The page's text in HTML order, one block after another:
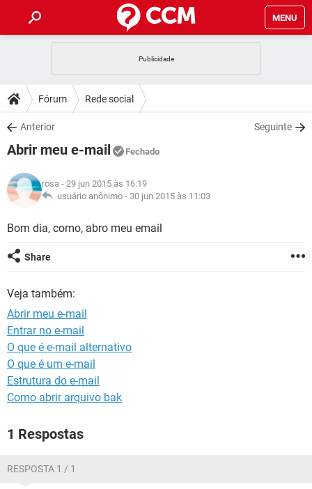
MENU
CELULAR
OUTLOOK
INSTAGRAM
GUIA DE COMPRAS
DICAS
JOGOS
INSTAGRAM
DOWNLOADS
JOGOS
CELULAR
OUTLOOK EXCEL
INSTAGRAM
JOGOS
OUTLOOK
INSTAGRAM
GLOSSÁRIO
JOGOS
INSTAGRAM
GUIA DE COMPRAS
Fórum Rede social
Anterior Seguinte
Abrir meu e-mail Fechado
rosa - 29 jun 2015 às 16:19
usuário anônimo - 30 jun 2015 às 11:03
Bom dia, como, abro meu email
Share
Veja também:
Abrir meu e-mail
Entrar no e-mail
O que é e-mail alternativo
O que é um e-mail
Estrutura do e-mail
Como abrir arquivo bak
1 Respostas
RESPOSTA 1 / 1